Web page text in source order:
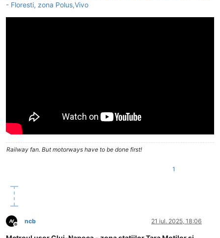
- Floresti, zona Polus,Vivo
Railway fan. But motorways have to be done first!
1
Deconectat
ncb 21 iul. 2025, 18:06